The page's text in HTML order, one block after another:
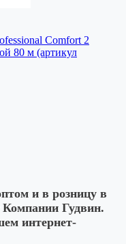
Comfort 2
80 м (артикул
и в розницу в
Гудвин.
интернет-